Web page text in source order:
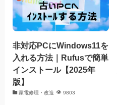
非対応PCにWindows11を
入れる方法｜Rufusで簡単
インストール【2025年
版】
家電修理・改造 9803